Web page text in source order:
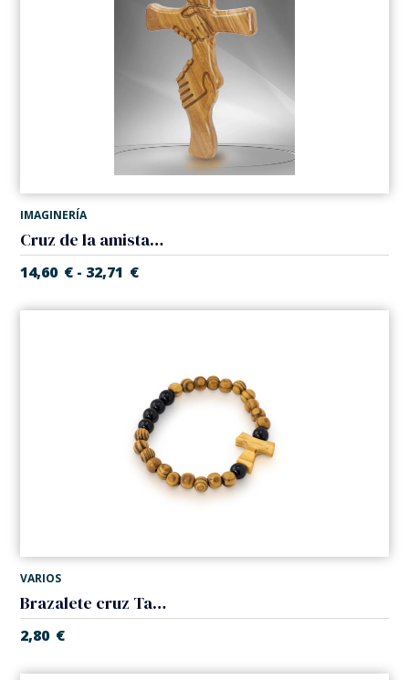
IMAGINERÍA
Cruz de la amistad en madera de olivo
14,60 € - 32,71 €
VARIOS
Brazalete cruz Tau. Elástico
2,80 €